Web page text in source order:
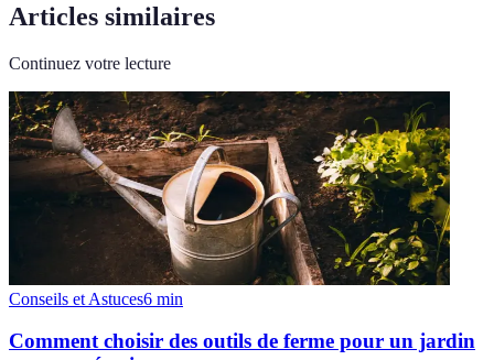
Articles similaires
Continuez votre lecture
Conseils et Astuces6 min
Comment choisir des outils de ferme pour un jardin